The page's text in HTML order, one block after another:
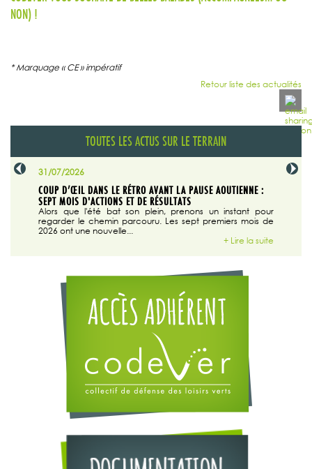
NON) !
* Marquage « CE » impératif
Retour liste des actualités
TOUTES LES ACTUS SUR LE TERRAIN
31/07/2026
COUP D’ŒIL DANS LE RÉTRO AVANT LA PAUSE AOUTIENNE :
SEPT MOIS D'ACTIONS ET DE RÉSULTATS
Alors que l'été bat son plein, prenons un instant pour
regarder le chemin parcouru. Les sept premiers mois de
2026 ont une nouvelle...
+ Lire la suite
29/07/